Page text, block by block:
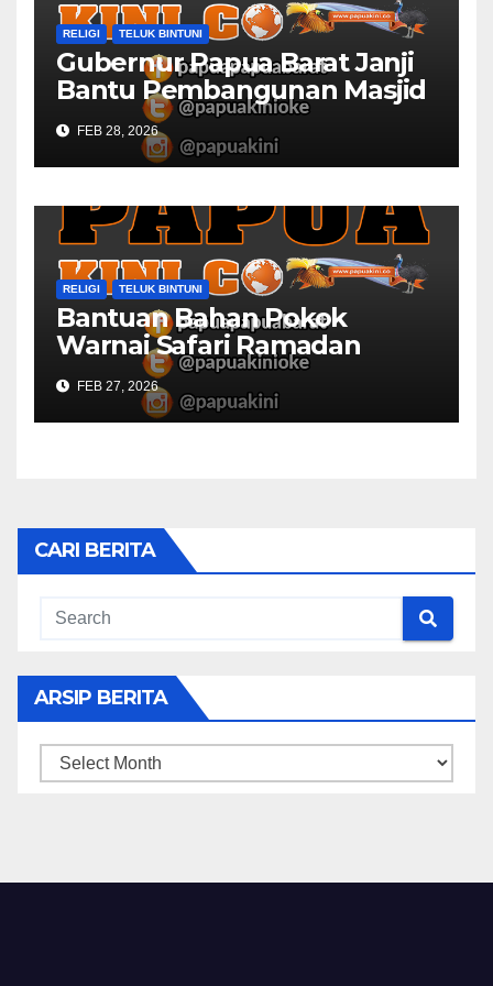
RELIGI TELUK BINTUNI
Gubernur Papua Barat Janji
Bantu Pembangunan Masjid
Al Maun Bintuni
FEB 28, 2026
RELIGI TELUK BINTUNI
Bantuan Bahan Pokok
Warnai Safari Ramadan
Papua Barat
FEB 27, 2026
CARI BERITA
ARSIP BERITA
ARSIP